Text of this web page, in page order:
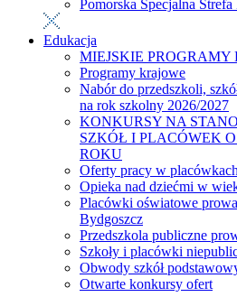
Pomorska Specjalna
Edukacja
MIEJSKIE PROGRAMY
Programy krajowe
Nabór do przedszkoli,
na rok szkolny 2026/2027
KONKURSY NA
SZKÓŁ I PLACÓWEK
ROKU
Oferty pracy w
Opieka nad dziećmi w
Placówki oświatowe
Bydgoszcz
Przedszkola publiczne
Szkoły i placówki
Obwody szkół
Otwarte konkursy ofert